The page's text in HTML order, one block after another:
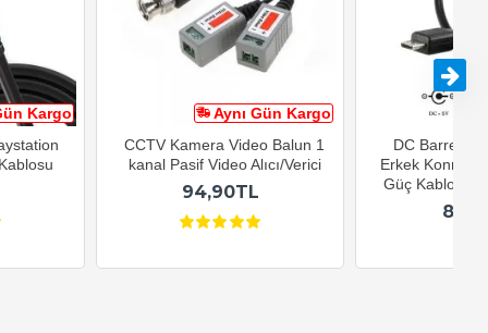
Kargo Aynı Gün Kargo
CCTV Kamera Video Balun 1
kanal Pasif Video Alıcı/Verici
94,90TL
DC Barrel
Erkek
Güç Kablosu